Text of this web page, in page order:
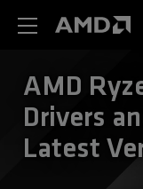
AMD
Drivers
Latest